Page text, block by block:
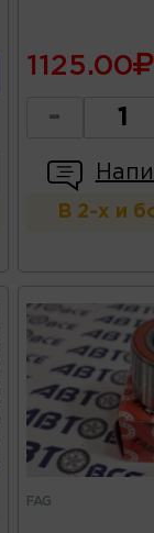
1125.00
-
В 2-х и
FAG